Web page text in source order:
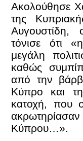
Ακολούθησε
της
Αυγουστίδη,
τόνισε ότι
μεγάλη
καθώς
από την
Κύπρο και
κατοχή, που
Κύπρου…».